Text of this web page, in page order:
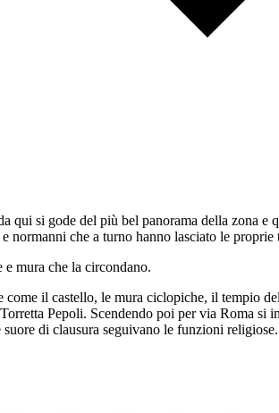
qui si gode del più bel panorama della zona
che a turno hanno lasciato le proprie
e mura che la circondano.
il castello, le mura ciclopiche, il tempio
Pepoli. Scendendo poi per via Roma
di clausura seguivano le funzioni religiose.